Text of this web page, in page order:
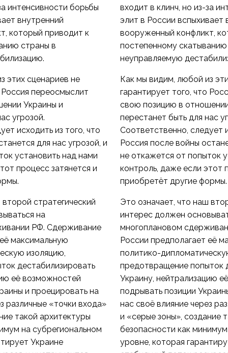
интенсивности борьбы
внутренний
который приводит к
страны в
этих сценариев не
переосмыслит
Украины и
угрозой.
исходить из того, что
для нас угрозой, и
установить над нами
процесс затянется и
стратегический
на
РФ. Сдерживание
максимальную
изоляцию,
дестабилизировать
её возможностей
и проецировать на
различные «точки входа»
такой архитектуры
на субрегиональном
Украине
входит в клинч, но из-за
элит в России вспыхивает
вооруженный конфликт,
постепенному
неуправляемую
Как мы видим, любой из
гарантирует того, что
свою позицию в
перестанет быть для нас
Соответственно, следует
Россия после войны
не откажется от попыток
контроль, даже если этот
приобретёт другие формы.
Это означает, что наш
интерес должен
многоплановом
России предполагает её
политико-
предотвращение попыток
Украину, нейтрализацию
подрывать позиции
нас своё влияние через
и «серые зоны», создание
безопасности как
уровне, которая